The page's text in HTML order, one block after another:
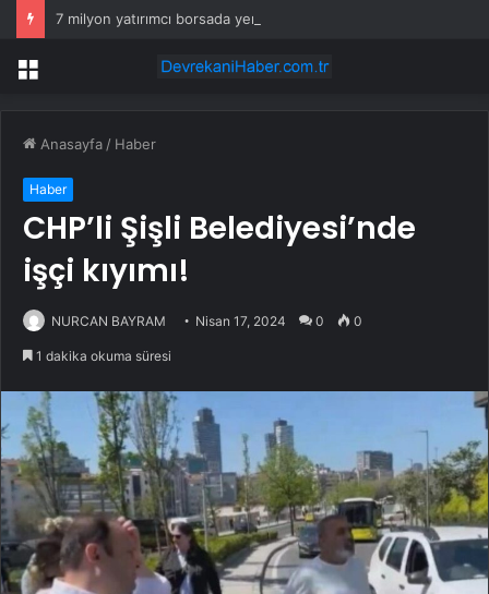
7 milyon yatırımcı borsada yem oldu
Menü
Anasayfa / Haber
Haber
CHP’li Şişli Belediyesi’nde
işçi kıyımı!
NURCAN BAYRAM Nisan 17, 2024 0 0
1 dakika okuma süresi